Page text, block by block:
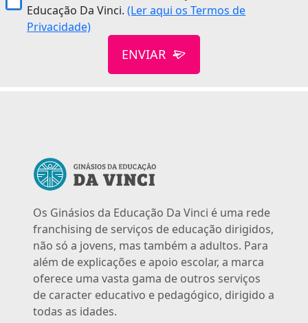
Educação Da Vinci.(Ler aqui os Termos de
Privacidade)
ENVIAR
Os Ginásios da Educação Da Vinci é uma rede
franchising de serviços de educação dirigidos,
não só a jovens, mas também a adultos. Para
além de explicações e apoio escolar, a marca
oferece uma vasta gama de outros serviços
de caracter educativo e pedagógico, dirigido a
todas as idades.